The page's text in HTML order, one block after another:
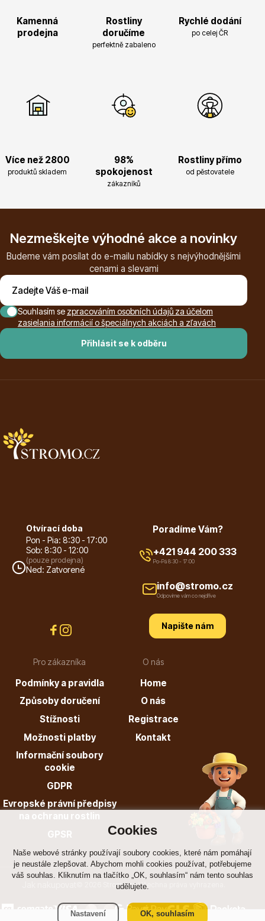
Cookies
Naše webové stránky používají soubory cookies, které nám pomáhají
je neustále zlepšovat. Abychom mohli cookies používat, potřebujeme
váš souhlas. Kliknutím na tlačítko „OK, souhlasím“ nám tento souhlas
udělujete.
Nastavení OK, souhlasím
Kamenná
prodejna
Rostliny
doručíme
perfektně zabaleno
Rychlé dodání
po celej ČR
Více než 2800
produktů skladem
98%
spokojenost
zákazníků
Rostliny přímo
od pěstovatele
Nezmeškejte výhodné akce a novinky
Budeme vám posílat do e-mailu nabídky s nejvýhodnějšími
cenami a slevami
Přihlásit se k odběru
Souhlasím se zpracováním osobních údajů za účelom
zasielania informácií o špeciálnych akciách a zľavách
Otvírací doba
Pon - Pia: 8:30 - 17:00
Sob: 8:30 - 12:00
(pouze prodejna)
Ned: Zatvorené
Pro zákazníka
Podmínky a pravidla
Způsoby doručení
Stížnosti
Možnosti platby
Informační soubory
cookie
GDPR
Evropské právní předpisy
na ochranu rostlin
GPSR
O nás
Home
O nás
Registrace
Kontakt
Poradíme Vám?
+421 944 200 333
Po-Pá 8:30 - 17:00
info@stromo.cz
Odpovíme vám co nejdříve
Napište nám
© 2026 Stromo.cz Všechna práva vyhrazena.